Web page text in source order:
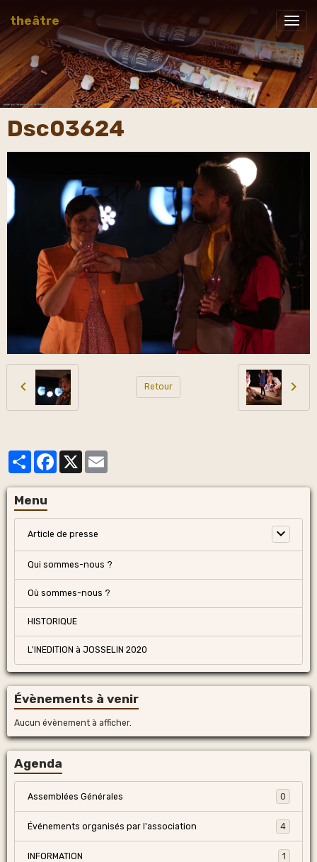
theâtre
Dsc03624
Retour
PartagerFacebook
Menu
Article de presse
Qui sommes-nous ?
Où sommes-nous ?
HISTORIQUE
L'INEDITION à JOSSELIN 2020
Évènements à venir
Aucun évènement à afficher.
Agenda
Assemblées Générales 0
Événements organisés par l'association 4
INFORMATION 1